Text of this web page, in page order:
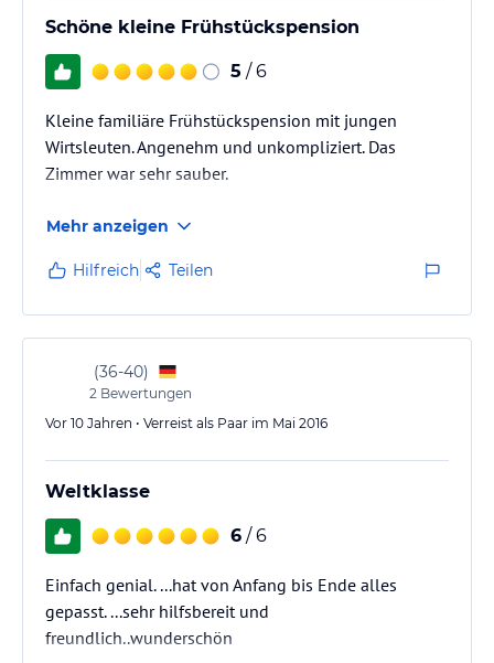
Schöne kleine Frühstückspension
5 / 6
Kleine familiäre Frühstückspension mit jungen
Wirtsleuten. Angenehm und unkompliziert. Das
Zimmer war sehr sauber.
Mehr anzeigen
Hilfreich Teilen
(36-40)
2 Bewertungen
Vor 10 Jahren • Verreist als Paar im Mai 2016
Weltklasse
6 / 6
Einfach genial. ...hat von Anfang bis Ende alles
gepasst. ...sehr hilfsbereit und
freundlich..wunderschön